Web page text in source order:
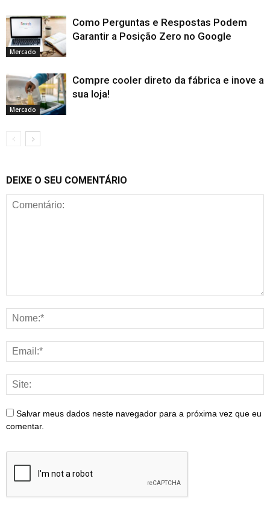
Mercado
Como Perguntas e Respostas Podem
Garantir a Posição Zero no Google
Mercado
Compre cooler direto da fábrica e inove a
sua loja!
DEIXE O SEU COMENTÁRIO
Salvar meus dados neste navegador para a próxima vez que eu
comentar.